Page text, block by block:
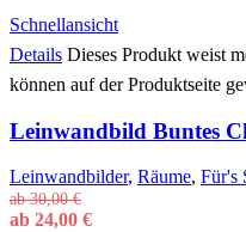
Schnellansicht
Details Dieses Produkt weist
können auf der Produktseite
Leinwandbild Buntes
Leinwandbilder, Räume, Für's
ab30,00€
ab 24,00 €